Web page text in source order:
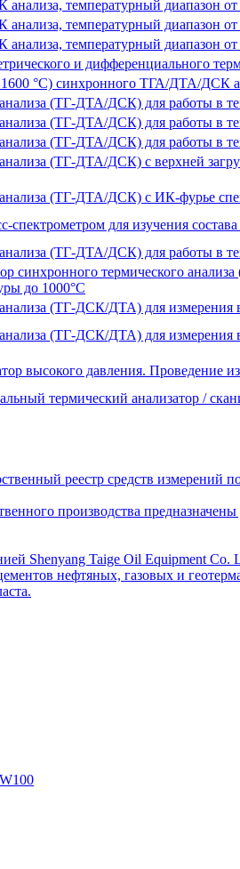
температурный диапазон от
температурный диапазон от
температурный диапазон от
и дифференциального
1600 °C) синхронного ТГА/ДТА/ДСК
(ТГ-ДТА/ДСК) для работы в
(ТГ-ДТА/ДСК) для работы в
(ТГ-ДТА/ДСК) для работы в
(ТГ-ДТА/ДСК) с верхней
(ТГ-ДТА/ДСК) c ИК-фурье
спектрометром для изучения
(ТГ-ДТА/ДСК) для работы в
синхронного термического
до 1000°С
(ТГ-ДСК/ДТА) для измерения
(ТГ-ДСК/ДТА) для измерения
высокого давления. Проведение
термический анализатор /
реестр средств измерений
производства
Shenyang Taige Oil Equipment
нефтяных, газовых и